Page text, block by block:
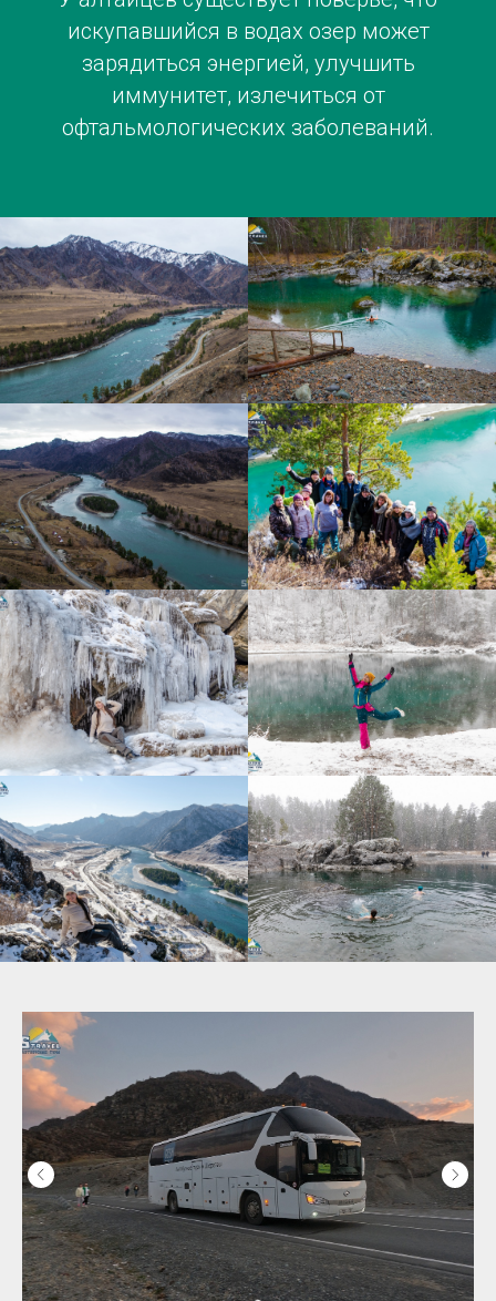
искупавшийся в водах озер может
зарядиться энергией, улучшить
иммунитет, излечиться от
офтальмологических заболеваний.